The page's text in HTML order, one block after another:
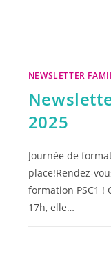
NEWSLETTER
2025
Journée de
place!Rendez-
formation PSC1
17h, elle…